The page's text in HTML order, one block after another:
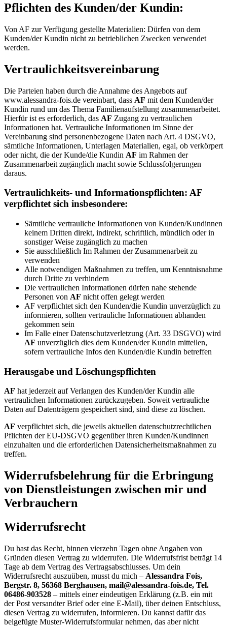
Pflichten des Kunden/der Kundin:
Von AF zur Verfügung gestellte Materialien: Dürfen von dem
Kunden/der Kundin nicht zu betrieblichen Zwecken verwendet
werden.
Vertraulichkeitsvereinbarung
Die Parteien haben durch die Annahme des Angebots auf
www.alessandra-fois.de vereinbart, dass AF mit dem Kunden/der
Kundin rund um das Thema Familienaufstellung zusammenarbeitet.
Hierfür ist es erforderlich, das AF Zugang zu vertraulichen
Informationen hat. Vertrauliche Informationen im Sinne der
Vereinbarung sind personenbezogene Daten nach Art. 4 DSGVO,
sämtliche Informationen, Unterlagen Materialien, egal, ob verkörpert
oder nicht, die der Kunde/die Kundin AF im Rahmen der
Zusammenarbeit zugänglich macht sowie Schlussfolgerungen
daraus.
Vertraulichkeits- und Informationspflichten: AF
verpflichtet sich insbesondere:
Sämtliche vertrauliche Informationen von Kunden/Kundinnen
keinem Dritten direkt, indirekt, schriftlich, mündlich oder in
sonstiger Weise zugänglich zu machen
Sie ausschließlich Im Rahmen der Zusammenarbeit zu
verwenden
Alle notwendigen Maßnahmen zu treffen, um Kenntnisnahme
durch Dritte zu verhindern
Die vertraulichen Informationen dürfen nahe stehende
Personen von AF nicht offen gelegt werden
AF verpflichtet sich den Kunden/die Kundin unverzüglich zu
informieren, sollten vertrauliche Informationen abhanden
gekommen sein
Im Falle einer Datenschutzverletzung (Art. 33 DSGVO) wird
AF unverzüglich dies dem Kunden/der Kundin mitteilen,
sofern vertrauliche Infos den Kunden/die Kundin betreffen
Herausgabe und Löschungspflichten
AF hat jederzeit auf Verlangen des Kunden/der Kundin alle
vertraulichen Informationen zurückzugeben. Soweit vertrauliche
Daten auf Datenträgern gespeichert sind, sind diese zu löschen.
AF verpflichtet sich, die jeweils aktuellen datenschutzrechtlichen
Pflichten der EU-DSGVO gegenüber ihren Kunden/Kundinnen
einzuhalten und die erforderlichen Datensicherheitsmaßnahmen zu
treffen.
Widerrufsbelehrung für die Erbringung
von Dienstleistungen zwischen mir und
Verbrauchern
Widerrufsrecht
Du hast das Recht, binnen vierzehn Tagen ohne Angaben von
Gründen diesen Vertrag zu widerrufen. Die Widerrufsfrist beträgt 14
Tage ab dem Vertrag des Vertragsabschlusses. Um dein
Widerrufsrecht auszuüben, musst du mich – Alessandra Fois,
Bergstr. 8, 56368 Berghausen, mail@alessandra-fois.de, Tel.
06486-903528 – mittels einer eindeutigen Erklärung (z.B. ein mit
der Post versandter Brief oder eine E-Mail), über deinen Entschluss,
diesen Vertrag zu widerrufen, informieren. Du kannst dafür das
beigefügte Muster-Widerrufsformular nehmen, das aber nicht